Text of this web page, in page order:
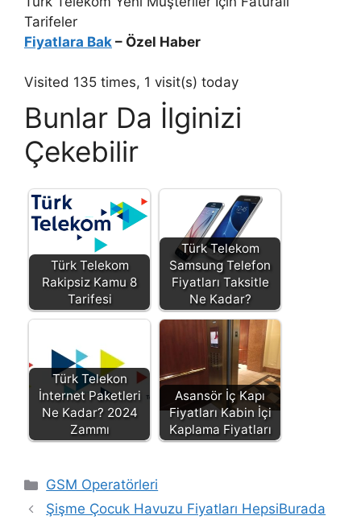
Tarifeler
Fiyatlara Bak – Özel Haber
Visited 135 times, 1 visit(s) today
Bunlar Da İlginizi
Çekebilir
Türk Telekom
Rakipsiz Kamu 8
Tarifesi
Türk Telekom
Samsung Telefon
Fiyatları Taksitle
Ne Kadar?
Türk Telekon
İnternet Paketleri
Ne Kadar? 2024
Zammı
Asansör İç Kapı
Fiyatları Kabin İçi
Kaplama Fiyatları
Kategoriler
GSM Operatörleri
Şişme Çocuk Havuzu Fiyatları HepsiBurada